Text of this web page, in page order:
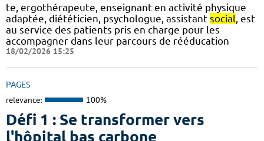
te, ergothérapeute, enseignant en activité physique
adaptée, diététicien, psychologue, assistant social, est
au service des patients pris en charge pour les
accompagner dans leur parcours de rééducation
18/02/2026 15:25
PAGES
relevance: 100%
Défi 1 : Se transformer vers
l'hôpital bas carbone